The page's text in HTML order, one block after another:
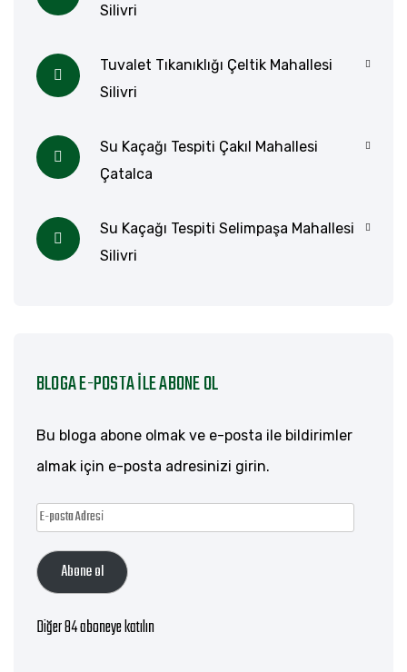
Silivri
Tuvalet Tıkanıklığı Çeltik Mahallesi
Silivri
Su Kaçağı Tespiti Çakıl Mahallesi
Çatalca
Su Kaçağı Tespiti Selimpaşa Mahallesi
Silivri
BLOGA E-POSTA ILE ABONE OL
Bu bloga abone olmak ve e-posta ile bildirimler
almak için e-posta adresinizi girin.
E-
AdresiAbone ol
Diğer 84 aboneye katılın